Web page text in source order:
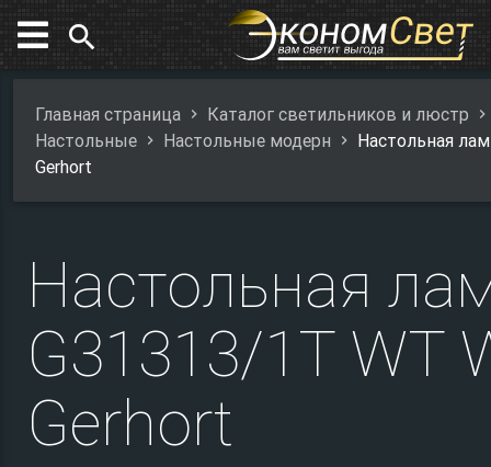
search
Главная страница
Каталог светильников и люстр
Настольные
Настольные модерн
Настольная
Gerhort
Настольная
G31313/1T WT
Gerhort